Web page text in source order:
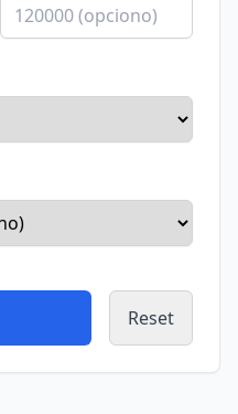
Reset